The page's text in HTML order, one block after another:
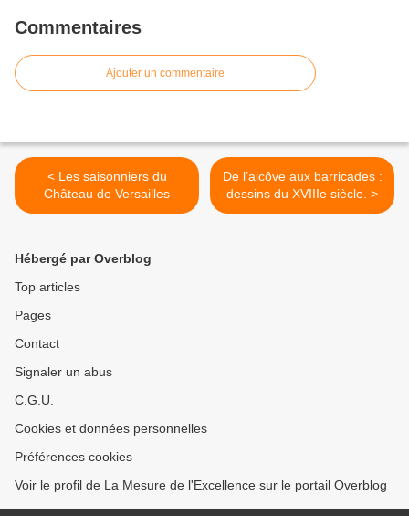
Commentaires
Ajouter un commentaire
< Les saisonniers du
Château de Versailles
De l’alcôve aux barricades :
dessins du XVIIIe siècle. >
Hébergé par Overblog
Top articles
Pages
Contact
Signaler un abus
C.G.U.
Cookies et données personnelles
Préférences cookies
Voir le profil de La Mesure de l'Excellence sur le portail Overblog